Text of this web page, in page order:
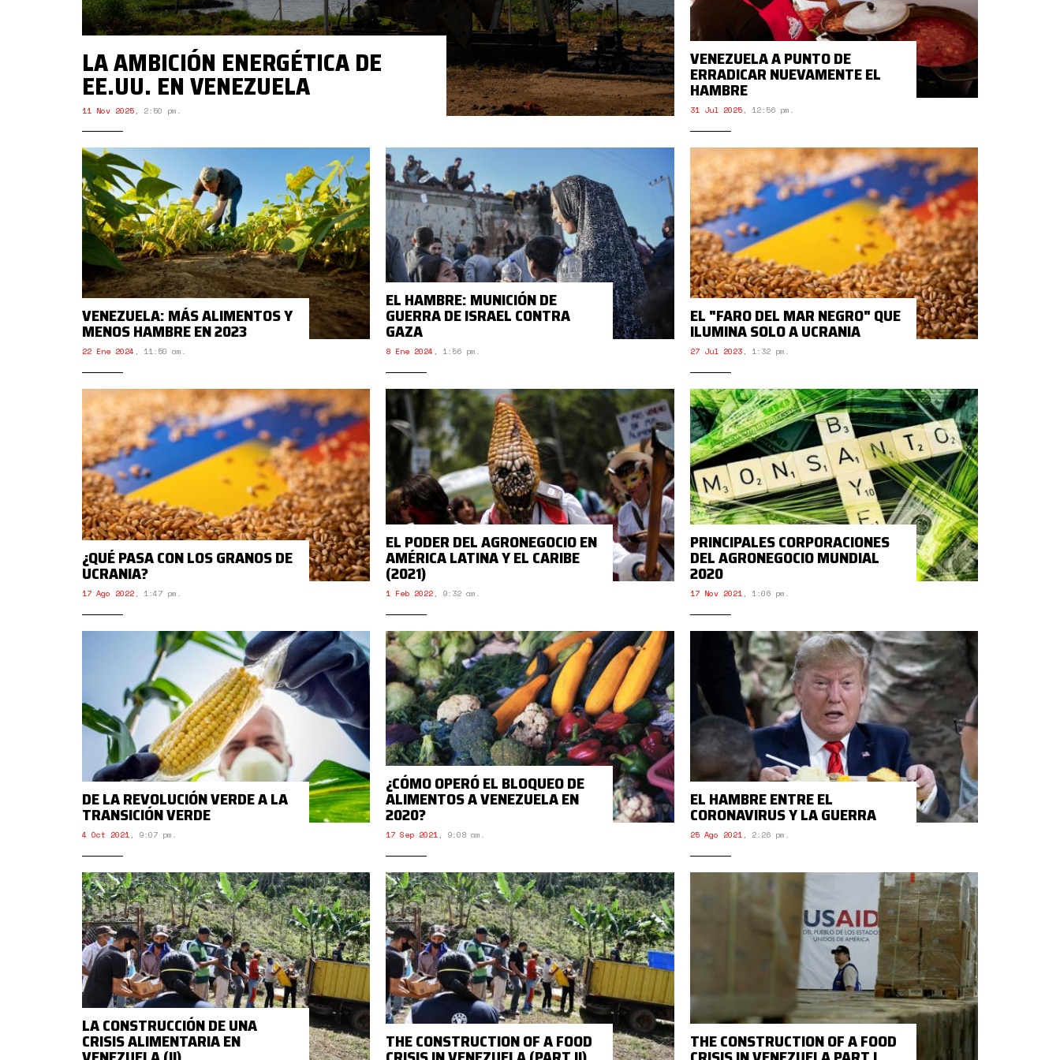
LA AMBICIÓN ENERGÉTICA DE
EE.UU. EN VENEZUELA
11 Nov 2025, 2:50 pm.
VENEZUELA A PUNTO DE
ERRADICAR NUEVAMENTE EL
HAMBRE
31 Jul 2025, 12:56 pm.
VENEZUELA: MÁS ALIMENTOS Y
MENOS HAMBRE EN 2023
22 Ene 2024 , 11:50 am.
EL HAMBRE: MUNICIÓN DE
GUERRA DE ISRAEL CONTRA
GAZA
8 Ene 2024 , 1:56 pm.
EL "FARO DEL MAR NEGRO" QUE
ILUMINA SOLO A UCRANIA
27 Jul 2023, 1:32 pm.
¿QUÉ PASA CON LOS GRANOS DE
UCRANIA?
17 Ago 2022, 1:47 pm.
EL PODER DEL AGRONEGOCIO EN
AMÉRICA LATINA Y EL CARIBE
(2021)
1 Feb 2022, 9:32 am.
PRINCIPALES CORPORACIONES
DEL AGRONEGOCIO MUNDIAL
2020
17 Nov 2021, 1:06 pm.
DE LA REVOLUCIÓN VERDE A LA
TRANSICIÓN VERDE
4 Oct 2021, 9:07 pm.
¿CÓMO OPERÓ EL BLOQUEO DE
ALIMENTOS A VENEZUELA EN
2020?
17 Sep 2021, 9:08 am.
EL HAMBRE ENTRE EL
CORONAVIRUS Y LA GUERRA
25 Ago 2021, 2:26 pm.
LA CONSTRUCCIÓN DE UNA
CRISIS ALIMENTARIA EN THE CONSTRUCTION OF A FOOD THE CONSTRUCTION OF A FOOD